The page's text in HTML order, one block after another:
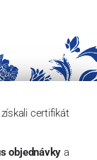
certifikát
objednávky a